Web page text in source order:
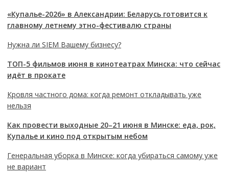
«Купалье-2026» в Александрии: Беларусь готовится к
главному летнему этно-фестивалю страны
Нужна ли SIEM Вашему бизнесу?
ТОП-5 фильмов июня в кинотеатрах Минска: что сейчас
идёт в прокате
Кровля частного дома: когда ремонт откладывать уже
нельзя
Как провести выходные 20–21 июня в Минске: еда, рок,
Купалье и кино под открытым небом
Генеральная уборка в Минске: когда убираться самому уже
не вариант